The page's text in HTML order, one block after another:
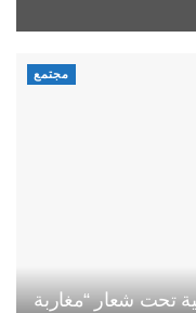
مجتمع
تحت شعار “مغاربة